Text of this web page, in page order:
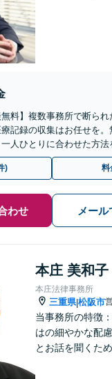
無料】複数事務所で断ら
記録の収集はお任せを。
人ひとりに合わせた方
利を守ります。
) 料
わせ メー
本庄 美和子
本庄法律事務所
三重県|松阪市
当事務所の特徴
はの細やかな配
とお話を聞くた